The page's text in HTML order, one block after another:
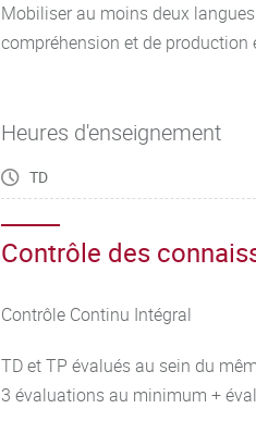
Mobiliser au moins deux
compréhension et de production
Heures d'enseignement
TD
Contrôle des
Contrôle Continu Intégral
TD et TP évalués au sein du
3 évaluations au minimum +